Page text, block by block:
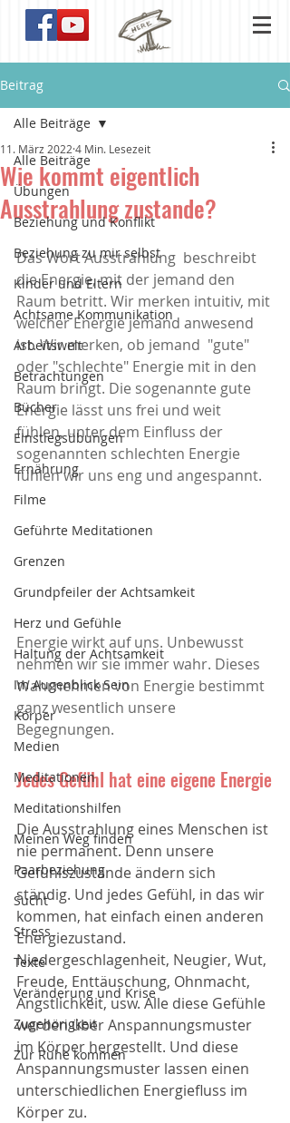
Beitrag
Alle Beiträge
Übungen
Beziehung und Konflikt
Beziehung zu mir selbst
Kinder und Eltern
Achtsame Kommunikation
Arbeitswelt
Betrachtungen
Bücher
Einstiegsübungen
Ernährung
Filme
Geführte Meditationen
Grenzen
Grundpfeiler der Achtsamkeit
Herz und Gefühle
Haltung der Achtsamkeit
Im Augenblick Sein
Körper
Medien
Meditationen
Meditationshilfen
Meinen Weg finden
Paarbeziehung
Sucht
Stress
Texte
Veränderung und Krise
Zugehörigkeit
Zur Ruhe kommen
Alle Beiträge
Wie kommt eigentlich
Ausstrahlung zustande?
11. März 2022 4 Min. Lesezeit
Das Wort Ausstrahlung  beschreibt
die Energie, mit der jemand den
Raum betritt. Wir merken intuitiv, mit
welcher Energie jemand anwesend
ist. Wir merken, ob jemand  "gute"
oder "schlechte" Energie mit in den
Raum bringt. Die sogenannte gute
Energie lässt uns frei und weit
fühlen, unter dem Einfluss der
sogenannten schlechten Energie
fühlen wir uns eng und angespannt.
Energie wirkt auf uns. Unbewusst
nehmen wir sie immer wahr. Dieses
Wahrnehmen von Energie bestimmt
ganz wesentlich unsere
Begegnungen.
Jedes Gefühl hat eine eigene Energie
Die Ausstrahlung eines Menschen ist
nie permanent. Denn unsere
Gefühlszustände ändern sich
ständig. Und jedes Gefühl, in das wir
kommen, hat einfach einen anderen
Energiezustand.
Niedergeschlagenheit, Neugier, Wut,
Freude, Enttäuschung, Ohnmacht,
Ängstlichkeit, usw. Alle diese Gefühle
werden über Anspannungsmuster
im Körper hergestellt. Und diese
Anspannungsmuster lassen einen
unterschiedlichen Energiefluss im
Körper zu.